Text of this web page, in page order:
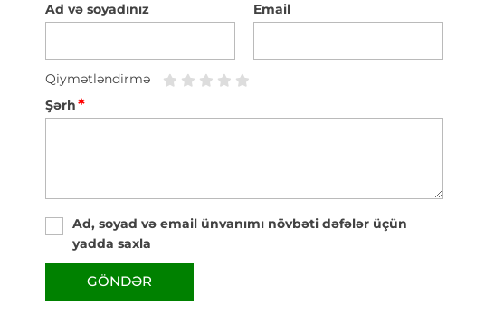
Ad və soyadınız Email
Qiymətləndirmə
Şərh*
Ad, soyad və email ünvanımı növbəti dəfələr üçün
yadda saxla
GÖNDƏR